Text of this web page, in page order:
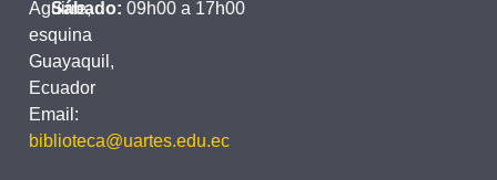
Aguirre,
esquina
Guayaquil,
Ecuador
Email:
biblioteca@uartes.edu.ec
Sábado: 09h00 a 17h00